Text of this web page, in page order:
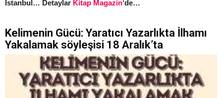
İstanbul… Detaylar Kitap Magazin‘de…
Kelimenin Gücü: Yaratıcı Yazarlıkta İlhamı
Yakalamak söyleşisi 18 Aralık’ta